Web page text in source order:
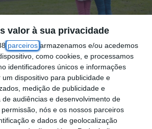
valor à sua privacidade
parceiros armazenamos e/ou acedemos
como cookies, e processamos
identificadores únicos e informações
dispositivo para publicidade e
medição de publicidade e
audiências e desenvolvimento de
nós e os nossos parceiros
e dados de geolocalização
daughter standing in lawn
casas por metro quadrado
em dezembro de 2025
mês de 2024 e registaram
anual de 5,3% no